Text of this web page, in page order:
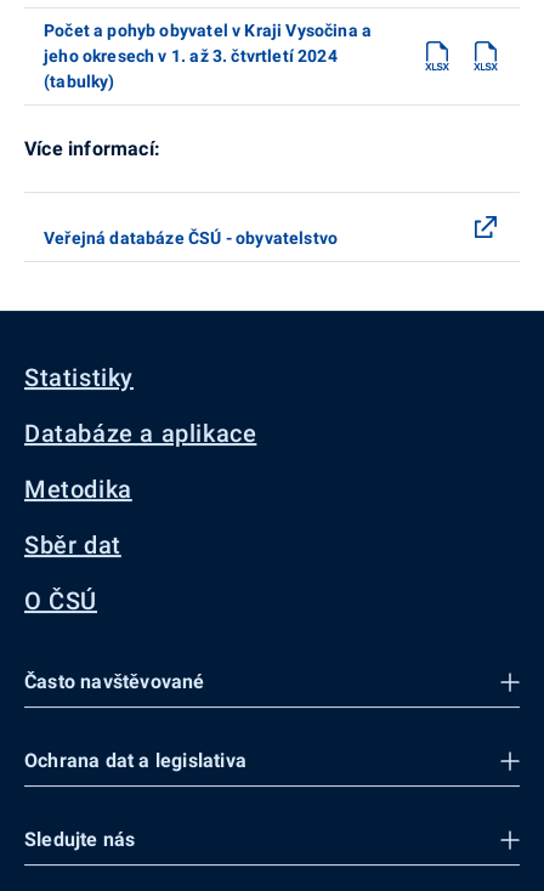
Počet a pohyb obyvatel v Kraji Vysočina a
jeho okresech v 1. až 3. čtvrtletí 2024
(tabulky)
Více informací:
Veřejná databáze ČSÚ - obyvatelstvo
Statistiky
Databáze a aplikace
Metodika
Sběr dat
O ČSÚ
Často navštěvované
Ochrana dat a legislativa
Sledujte nás